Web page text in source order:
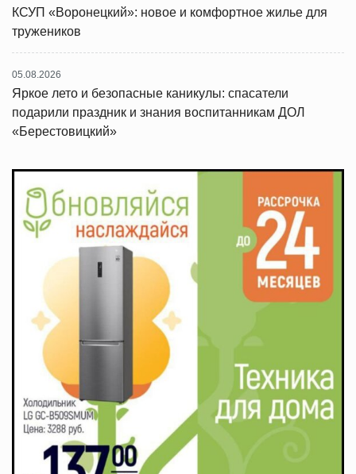
КСУП «Воронецкий»: новое и комфортное жилье для
тружеников
05.08.2026
Яркое лето и безопасные каникулы: спасатели
подарили праздник и знания воспитанникам ДОЛ
«Берестовицкий»